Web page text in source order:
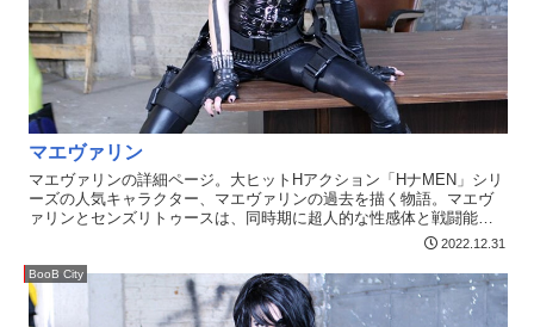
マエヴァリン
マエヴァリンの詳細ページ。大ヒットHアクション「HナMEN」シリ
ーズの人気キャラクター、マエヴァリンの過去を描く物語。マエヴ
ァリンとセンズリトゥースは、同時期に超人的な性感体と戦闘能力
を持つ進化した人類、ミュータントとなった。しかしマエヴァリン
てマエヴァリンは自分の過去の謎を探るべくドミノとともに動き出
す。そこへまさかのオッパイダーマンも参入？センズリトゥースは
ベッドプールたちと新たな悪巧みを。センズリトゥース打倒を誓う
2022.12.31
BooB City